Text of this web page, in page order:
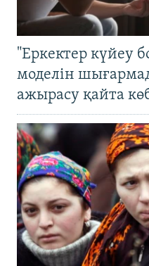
"Еркектер күйеу
моделін
ажырасу қайта